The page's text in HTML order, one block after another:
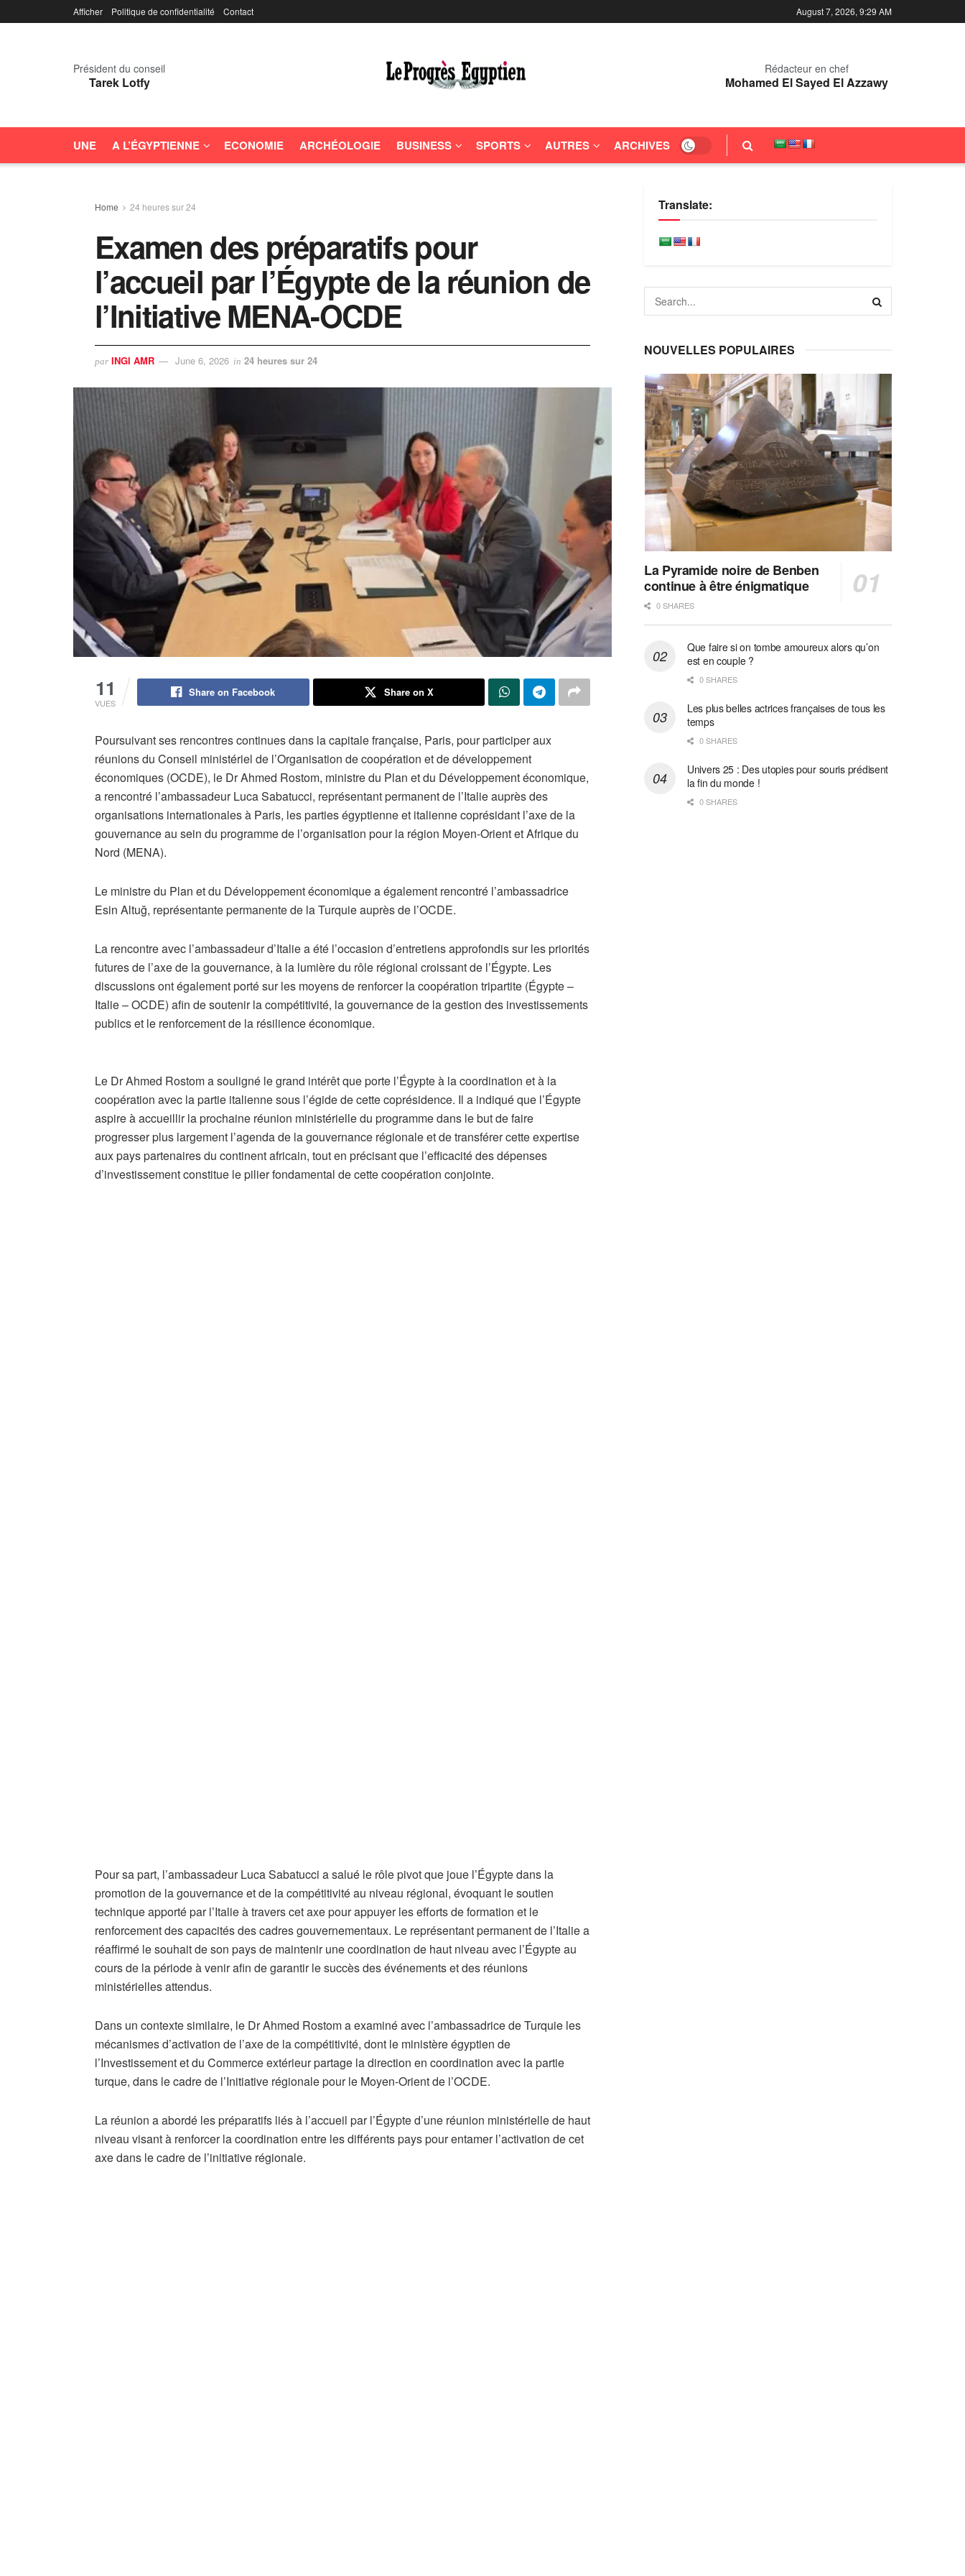
Afficher Politique de confidentialité Contact August 7, 2026, 9:29 AM
Président du conseil
Tarek Lotfy
Rédacteur en chef
Mohamed El Sayed El Azzawy
UNE A L’ÉGYPTIENNE ECONOMIE ARCHÉOLOGIE BUSINESS SPORTS AUTRES ARCHIVES
Home 24 heures sur 24
Examen des préparatifs pour
l’accueil par l’Égypte de la réunion de
l’Initiative MENA-OCDE
par INGI AMR June 6, 2026 in 24 heures sur 24
11
VUES
Share on Facebook Share on X
Poursuivant ses rencontres continues dans la capitale française, Paris, pour participer aux
réunions du Conseil ministériel de l’Organisation de coopération et de développement
économiques (OCDE), le Dr Ahmed Rostom, ministre du Plan et du Développement économique,
a rencontré l’ambassadeur Luca Sabatucci, représentant permanent de l’Italie auprès des
organisations internationales à Paris, les parties égyptienne et italienne coprésidant l’axe de la
gouvernance au sein du programme de l’organisation pour la région Moyen-Orient et Afrique du
Nord (MENA).
Le ministre du Plan et du Développement économique a également rencontré l’ambassadrice
Esin Altuğ, représentante permanente de la Turquie auprès de l’OCDE.
​La rencontre avec l’ambassadeur d’Italie a été l’occasion d’entretiens approfondis sur les priorités
futures de l’axe de la gouvernance, à la lumière du rôle régional croissant de l’Égypte. Les
discussions ont également porté sur les moyens de renforcer la coopération tripartite (Égypte –
Italie – OCDE) afin de soutenir la compétitivité, la gouvernance de la gestion des investissements
publics et le renforcement de la résilience économique.
​Le Dr Ahmed Rostom a souligné le grand intérêt que porte l’Égypte à la coordination et à la
coopération avec la partie italienne sous l’égide de cette coprésidence. Il a indiqué que l’Égypte
aspire à accueillir la prochaine réunion ministérielle du programme dans le but de faire
progresser plus largement l’agenda de la gouvernance régionale et de transférer cette expertise
aux pays partenaires du continent africain, tout en précisant que l’efficacité des dépenses
d’investissement constitue le pilier fondamental de cette coopération conjointe.
Pour sa part, l’ambassadeur Luca Sabatucci a salué le rôle pivot que joue l’Égypte dans la
promotion de la gouvernance et de la compétitivité au niveau régional, évoquant le soutien
technique apporté par l’Italie à travers cet axe pour appuyer les efforts de formation et le
renforcement des capacités des cadres gouvernementaux. Le représentant permanent de l’Italie a
réaffirmé le souhait de son pays de maintenir une coordination de haut niveau avec l’Égypte au
cours de la période à venir afin de garantir le succès des événements et des réunions
ministérielles attendus.
Dans un contexte similaire, le Dr Ahmed Rostom a examiné avec l’ambassadrice de Turquie les
mécanismes d’activation de l’axe de la compétitivité, dont le ministère égyptien de
l’Investissement et du Commerce extérieur partage la direction en coordination avec la partie
turque, dans le cadre de l’Initiative régionale pour le Moyen-Orient de l’OCDE.
La réunion a abordé les préparatifs liés à l’accueil par l’Égypte d’une réunion ministérielle de haut
niveau visant à renforcer la coordination entre les différents pays pour entamer l’activation de cet
axe dans le cadre de l’initiative régionale.
Translate:
NOUVELLES POPULAIRES
La Pyramide noire de Benben
continue à être énigmatique
0 SHARES
Que faire si on tombe amoureux alors qu’on
est en couple ?
0 SHARES
Les plus belles actrices françaises de tous les
temps
0 SHARES
Univers 25 : Des utopies pour souris prédisent
la fin du monde !
0 SHARES